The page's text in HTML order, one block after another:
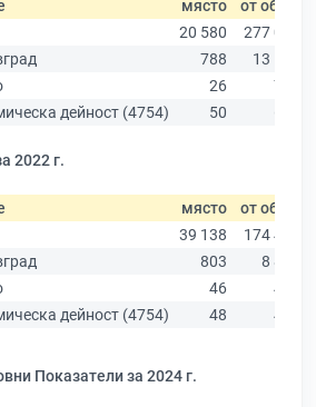
място от общо
20 580
277 019
788
13 529
26
755
дейност (4754)
50
2022 г.
място от общо
39 138
174 403
803
8 826
46
483
дейност (4754)
48 452
Показатели за 2024 г.